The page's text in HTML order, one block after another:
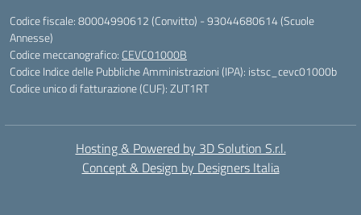
Codice fiscale: 80004990612 (Convitto) - 93044680614 (Scuole
Annesse)
Codice meccanografico: CEVC01000B
Codice Indice delle Pubbliche Amministrazioni (IPA): istsc_cevc01000b
Codice unico di fatturazione (CUF): ZUT1RT
Hosting & Powered by 3D Solution S.r.l.
Concept & Design by Designers Italia